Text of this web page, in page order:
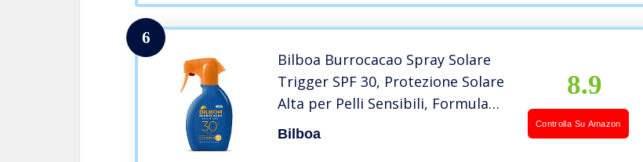
6
Bilboa Burrocacao Spray Solare
Trigger SPF 30, Protezione Solare
Alta per Pelli Sensibili, Formula
con Vitamina C, Idrata, Nutre e
Bilboa
8.9
Controlla Su Amazon